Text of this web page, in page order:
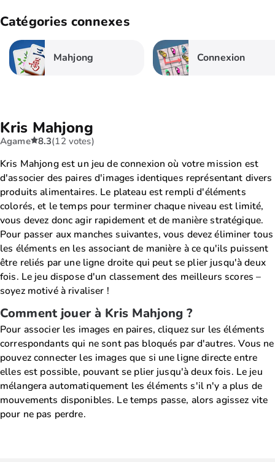
Catégories connexes
Mahjong Connexion
Kris Mahjong
Agame 8.3(12 votes)
Kris Mahjong est un jeu de connexion où votre mission est
d'associer des paires d'images identiques représentant divers
produits alimentaires. Le plateau est rempli d'éléments
colorés, et le temps pour terminer chaque niveau est limité,
vous devez donc agir rapidement et de manière stratégique.
Pour passer aux manches suivantes, vous devez éliminer tous
les éléments en les associant de manière à ce qu'ils puissent
être reliés par une ligne droite qui peut se plier jusqu'à deux
fois. Le jeu dispose d'un classement des meilleurs scores –
soyez motivé à rivaliser !
Comment jouer à Kris Mahjong ?
Pour associer les images en paires, cliquez sur les éléments
correspondants qui ne sont pas bloqués par d'autres. Vous ne
pouvez connecter les images que si une ligne directe entre
elles est possible, pouvant se plier jusqu'à deux fois. Le jeu
mélangera automatiquement les éléments s'il n'y a plus de
mouvements disponibles. Le temps passe, alors agissez vite
pour ne pas perdre.